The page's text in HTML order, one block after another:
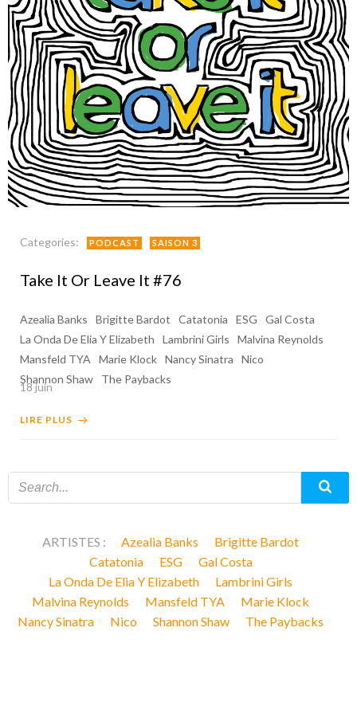
Categories: PODCAST SAISON 3
Take It Or Leave It #76
Azealia Banks Brigitte Bardot Catatonia ESG
Gal Costa
La Onda De Elia Y Elizabeth
Lambrini Girls
Malvina Reynolds
Mansfeld TYA
Marie Klock Nancy Sinatra
Nico
Shannon Shaw
The Paybacks
18 juin
LIRE PLUS
ARTISTES : Azealia Banks
Brigitte Bardot
Catatonia
ESG
Gal Costa
La Onda De Elia Y Elizabeth
Lambrini Girls
Malvina Reynolds
Mansfeld TYA
Marie Klock
Nancy Sinatra
Nico Shannon Shaw The Paybacks